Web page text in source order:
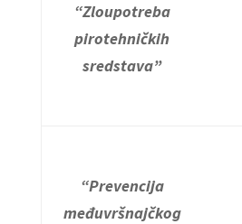
“Zloupotreba
pirotehničkih
sredstava”
“Prevencija
međuvršnajčkog